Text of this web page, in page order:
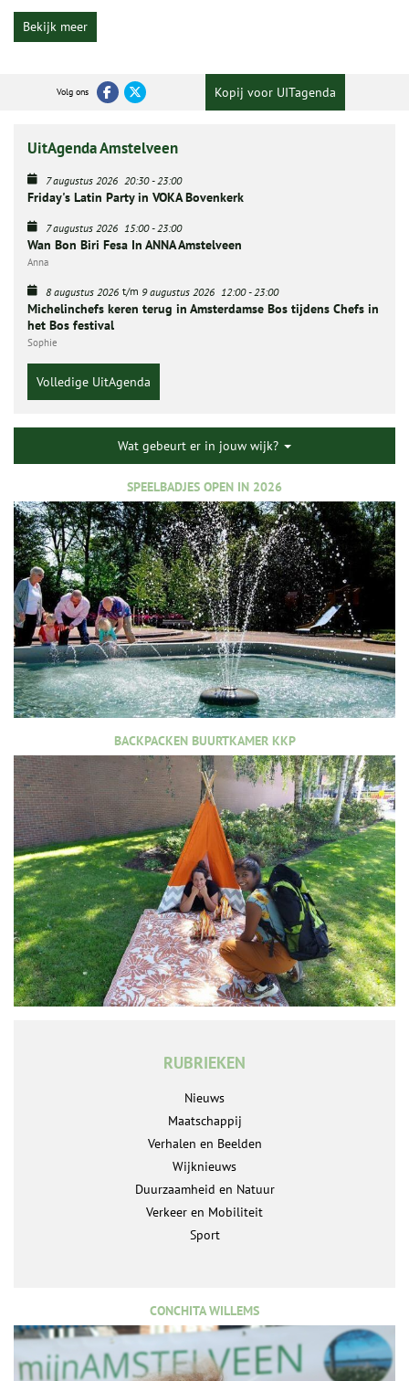
Bekijk meer
Volg ons Kopij voor UITagenda
UitAgenda Amstelveen
7 augustus 2026 20:30- 23:00
Friday's Latin Party in VOKA Bovenkerk
7 augustus 2026 15:00- 23:00
Wan Bon Biri Fesa In ANNA Amstelveen
Anna
8 augustus 2026 t/m 9 augustus 2026 12:00- 23:00
Michelinchefs keren terug in Amsterdamse Bos tijdens Chefs in
het Bos festival
Sophie
Volledige UitAgenda
Wat gebeurt er in jouw wijk?
SPEELBADJES OPEN IN 2026
BACKPACKEN BUURTKAMER KKP
RUBRIEKEN
Nieuws
Maatschappij
Verhalen en Beelden
Wijknieuws
Duurzaamheid en Natuur
Verkeer en Mobiliteit
Sport
CONCHITA WILLEMS